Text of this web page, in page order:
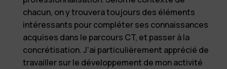
chacun, on y trouvera toujours des éléments
intéressants pour compléter ses connaissances
acquises dans le parcours CT, et passer à la
concrétisation. J'ai particulièrement apprécié de
travailler sur le développement de mon activité